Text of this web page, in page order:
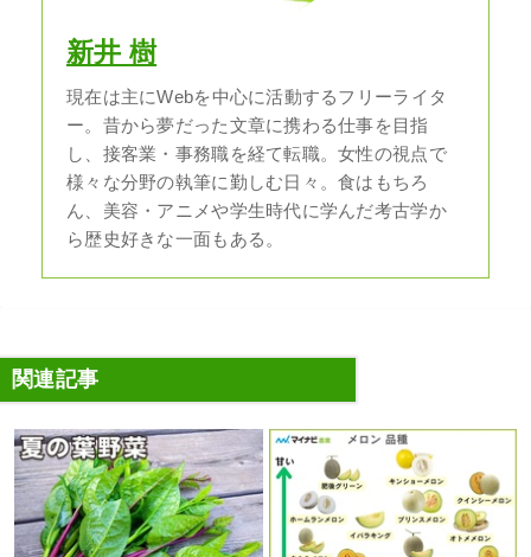
新井 樹
現在は主にWebを中心に活動するフリーライタ
ー。昔から夢だった文章に携わる仕事を目指
し、接客業・事務職を経て転職。女性の視点で
様々な分野の執筆に勤しむ日々。食はもちろ
ん、美容・アニメや学生時代に学んだ考古学か
ら歴史好きな一面もある。
関連記事